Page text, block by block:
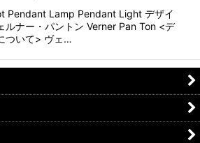
Pendant Lamp Pendant Light デザイ
ルナー・パントン Verner Pan Ton <デ
ついて> ヴェ…